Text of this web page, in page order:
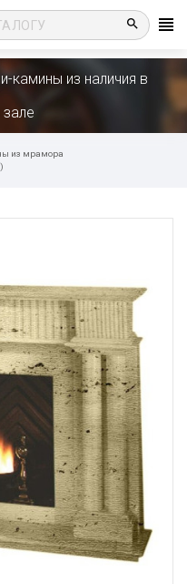
search
камины из наличия в
из мрамора